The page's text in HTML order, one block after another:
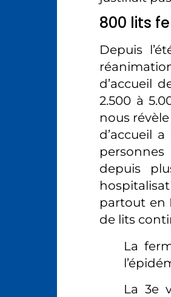
800 lits
Depuis
d’accueil
2.500 à
nous
d’accueil
depuis
partout en
de lits
La
La 3e